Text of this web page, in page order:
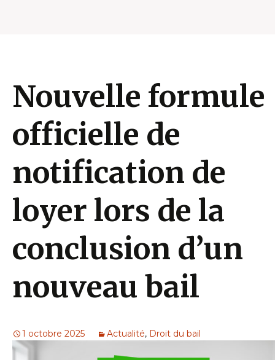
Nouvelle formule
officielle de
notification de
loyer lors de la
conclusion d’un
nouveau bail
1 octobre 2025 Actualité, Droit du bail